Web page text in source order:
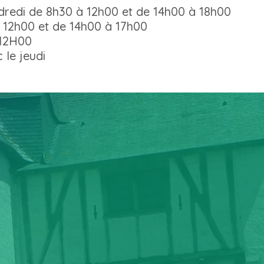
de 8h30 à 12h00 et de 14h00 à 18h00
et de 14h00 à 17h00
le jeudi